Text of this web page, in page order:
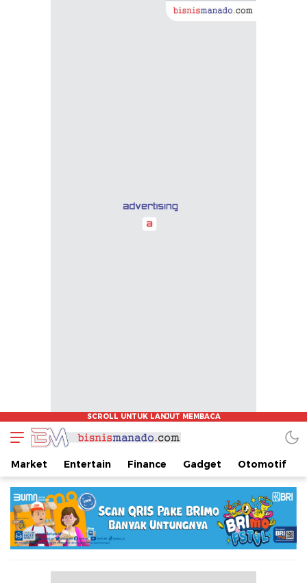
www.bisnismanado.com
Berita Bisnis Sulawesi Utara
Market Entertain Finance Gadget Otomotif